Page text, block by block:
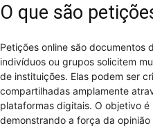
O que são
Petições online são documentos
indivíduos ou grupos solicitem
de instituições. Elas podem ser
compartilhadas amplamente
plataformas digitais. O objetivo é
demonstrando a força da